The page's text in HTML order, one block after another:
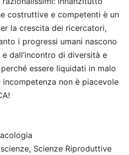
costruttive e competenti è un
la crescita dei ricercatori,
i progressi umani nascono
dall’incontro di diversità e
essere liquidati in malo
non è piacevole
Scienze Riproduttive